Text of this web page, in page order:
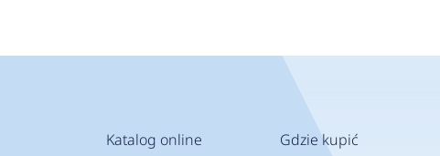
Katalog online Gdzie kupić